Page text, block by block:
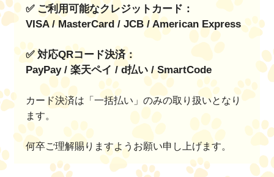
✅ ご利用可能なクレジットカード：
VISA / MasterCard / JCB / American Express
✅ 対応QRコード決済：
PayPay / 楽天ペイ / d払い / SmartCode
カード決済は「一括払い」のみの取り扱いとなり
ます。
何卒ご理解賜りますようお願い申し上げます。